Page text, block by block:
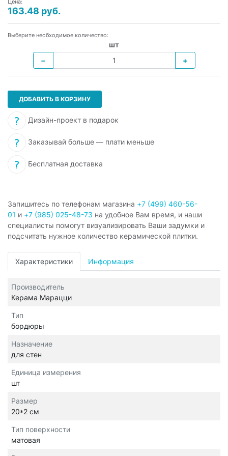
Цена:
163.48 руб.
Выберите необходимое количество:
шт
−
+
ДОБАВИТЬ В КОРЗИНУ
Дизайн-проект в подарок
Заказывай больше — плати меньше
Бесплатная доставка
Запишитесь по телефонам магазина +7 (499) 460-56-
01 и +7 (985) 025-48-73 на удобное Вам время, и наши
специалисты помогут визуализировать Ваши задумки и
подсчитать нужное количество керамической плитки.
Характеристики Информация
Производитель
Керама Марацци
Тип
бордюры
Назначение
для стен
Единица измерения
шт
Размер
20*2 см
Тип поверхности
матовая